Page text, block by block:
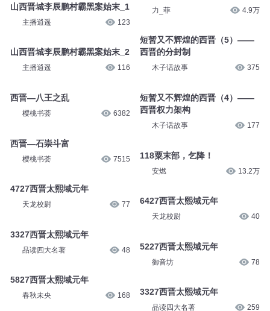
山西晋城李辰鹏村霸黑案始末_1
主播逍遥 123
山西晋城李辰鹏村霸黑案始末_2
主播逍遥 116
西晋—八王之乱
樱桃书荟 6382
西晋—石崇斗富
樱桃书荟 7515
4727西晋太熙域元年
天龙校尉 77
3327西晋太熙域元年
品读四大名著 48
5827西晋太熙域元年
春秋未央 168
力_菲 4.9万
短暂又不辉煌的西晋（5）——
西晋的分封制
木子话故事 375
短暂又不辉煌的西晋（4）——
西晋权力架构
木子话故事 177
118粟末部，乞降！
安燃 13.2万
6427西晋太熙域元年
天龙校尉 40
5227西晋太熙域元年
御音坊 78
3327西晋太熙域元年
品读四大名著 259